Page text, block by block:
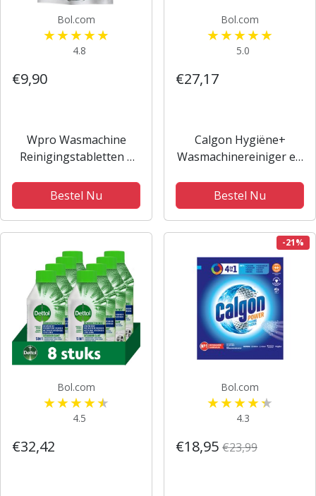
Bol.com
4.8
€9,90
Wpro Wasmachine
Reinigingstabletten 3
Bestel Nu
Bol.com
5.0
€27,17
Calgon Hygiëne+
Wasmachinereiniger en
Bestel Nu
Bol.com
4.5
€32,42
-21%
Bol.com
4.3
€18,95 €23,99